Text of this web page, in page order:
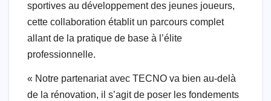
sportives au développement des jeunes joueurs,
cette collaboration établit un parcours complet
allant de la pratique de base à l’élite
professionnelle.
« Notre partenariat avec TECNO va bien au-delà
de la rénovation, il s’agit de poser les fondements